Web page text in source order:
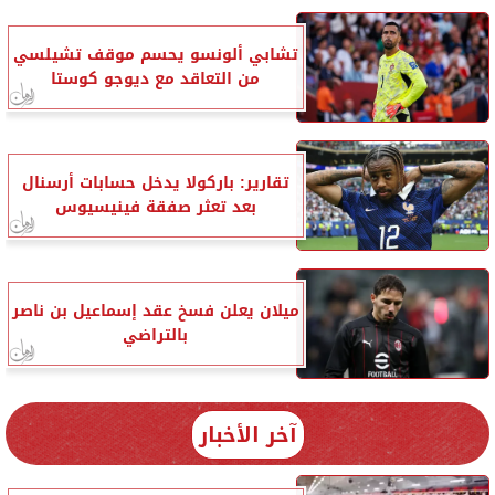
تشابي ألونسو يحسم موقف تشيلسي
من التعاقد مع ديوجو كوستا
تقارير: باركولا يدخل حسابات أرسنال
بعد تعثر صفقة فينيسيوس
ميلان يعلن فسخ عقد إسماعيل بن ناصر
بالتراضي
آخر الأخبار